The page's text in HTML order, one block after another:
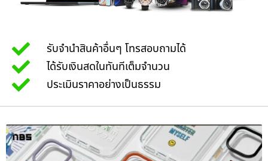
รับจำนำสินค้าอื่นๆ โทรสอบถามได้
ได้รับเงินสดในทันทีเต็มจำนวน
ประเมินราคาอย่างเป็นธรรม